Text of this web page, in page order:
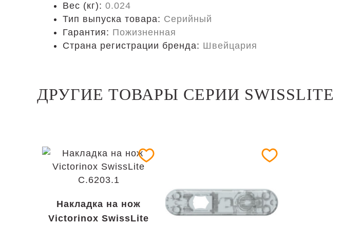
Вес (кг): 0.024
Тип выпуска товара: Серийный
Гарантия: Пожизненная
Страна регистрации бренда: Швейцария
ДРУГИЕ ТОВАРЫ СЕРИИ SWISSLITE
Накладка на нож
Victorinox SwissLite